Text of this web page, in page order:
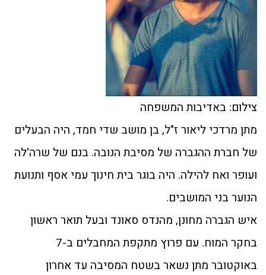
צילום: באדיבות המשפחה
מתן מרדכי ליאור ז"ל, בן מושב שדי חמד, היה הבעלים
של חברת ההגברה של מסיבת הנובה. בנם של שרה'לה
ועופר ואח להילה. היה בוגר בית חינוך עמי אסף ותנועת
הנוער בני המושבים.
איש הגברה מחונן, מהנדס סאונד ובעל תואר ראשון
בחקר המוח. עם פרוץ מתקפת המחבלים ב-7
באוקטובר מתן נשאר בשטח המסיבה עד אחרון